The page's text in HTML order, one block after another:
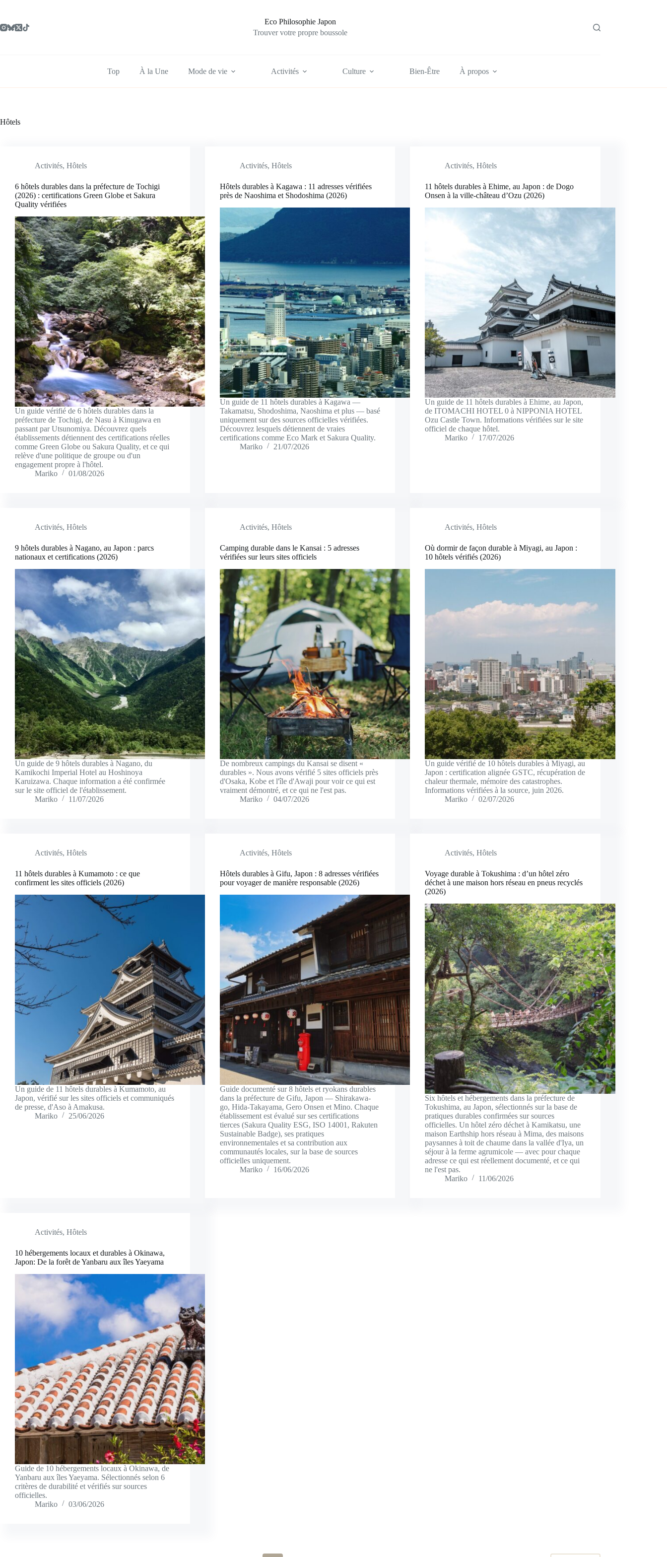
Eco Philosophie Japon
Trouver votre propre boussole
Top À la Une Mode de vie Activités Culture Bien-Être À propos
Hôtels
Activités, Hôtels
6 hôtels durables dans la préfecture de Tochigi
(2026) : certifications Green Globe et Sakura
Quality vérifiées
Un guide vérifié de 6 hôtels durables dans la
préfecture de Tochigi, de Nasu à Kinugawa en
passant par Utsunomiya. Découvrez quels
établissements détiennent des certifications réelles
comme Green Globe ou Sakura Quality, et ce qui
relève d'une politique de groupe ou d'un
engagement propre à l'hôtel.
Mariko
01/08/2026
Activités,Hôtels
Hôtels durables à Kagawa : 11 adresses vérifiées
près de Naoshima et Shodoshima (2026)
Un guide de 11 hôtels durables à Kagawa —
Takamatsu, Shodoshima, Naoshima et plus — basé
uniquement sur des sources officielles vérifiées.
Découvrez lesquels détiennent de vraies
certifications comme Eco Mark et Sakura Quality.
Mariko
21/07/2026
Activités,Hôtels
11 hôtels durables à Ehime, au Japon : de Dogo
Onsen à la ville-château d’Ozu (2026)
Un guide de 11 hôtels durables à Ehime, au Japon,
de ITOMACHI HOTEL 0 à NIPPONIA HOTEL
Ozu Castle Town. Informations vérifiées sur le site
officiel de chaque hôtel.
Mariko
17/07/2026
Activités, Hôtels
9 hôtels durables à Nagano, au Japon : parcs
nationaux et certifications (2026)
Un guide de 9 hôtels durables à Nagano, du
Kamikochi Imperial Hotel au Hoshinoya
Karuizawa. Chaque information a été confirmée
sur le site officiel de l'établissement.
Mariko
11/07/2026
Activités,Hôtels
Camping durable dans le Kansai : 5 adresses
vérifiées sur leurs sites officiels
De nombreux campings du Kansai se disent «
durables ». Nous avons vérifié 5 sites officiels près
d'Osaka, Kobe et l'île d'Awaji pour voir ce qui est
vraiment démontré, et ce qui ne l'est pas.
Mariko
04/07/2026
Activités,Hôtels
Où dormir de façon durable à Miyagi, au Japon :
10 hôtels vérifiés (2026)
Un guide vérifié de 10 hôtels durables à Miyagi, au
Japon : certification alignée GSTC, récupération de
chaleur thermale, mémoire des catastrophes.
Informations vérifiées à la source, juin 2026.
Mariko
02/07/2026
Activités, Hôtels
11 hôtels durables à Kumamoto : ce que
confirment les sites officiels (2026)
Un guide de 11 hôtels durables à Kumamoto, au
Japon, vérifié sur les sites officiels et communiqués
de presse, d'Aso à Amakusa.
Mariko
25/06/2026
Activités,Hôtels
Hôtels durables à Gifu, Japon : 8 adresses vérifiées
pour voyager de manière responsable (2026)
Guide documenté sur 8 hôtels et ryokans durables
dans la préfecture de Gifu, Japon — Shirakawa-
go, Hida-Takayama, Gero Onsen et Mino. Chaque
établissement est évalué sur ses certifications
tierces (Sakura Quality ESG, ISO 14001, Rakuten
Sustainable Badge), ses pratiques
environnementales et sa contribution aux
communautés locales, sur la base de sources
officielles uniquement.
Mariko
16/06/2026
Activités,Hôtels
Voyage durable à Tokushima : d’un hôtel zéro
déchet à une maison hors réseau en pneus recyclés
(2026)
Six hôtels et hébergements dans la préfecture de
Tokushima, au Japon, sélectionnés sur la base de
pratiques durables confirmées sur sources
officielles. Un hôtel zéro déchet à Kamikatsu, une
maison Earthship hors réseau à Mima, des maisons
paysannes à toit de chaume dans la vallée d'Iya, un
séjour à la ferme agrumicole — avec pour chaque
adresse ce qui est réellement documenté, et ce qui
ne l'est pas.
Mariko
11/06/2026
Activités, Hôtels
10 hébergements locaux et durables à Okinawa,
Japon: De la forêt de Yanbaru aux îles Yaeyama
Guide de 10 hébergements locaux à Okinawa, de
Yanbaru aux îles Yaeyama. Sélectionnés selon 6
critères de durabilité et vérifiés sur sources
officielles.
Mariko
03/06/2026